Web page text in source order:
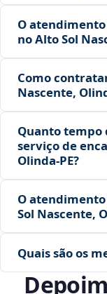
O
no Alto Sol
Como
Nascente,
Quanto
serviço de
Olinda‑PE?
O
Sol Nascente,
Quais são os